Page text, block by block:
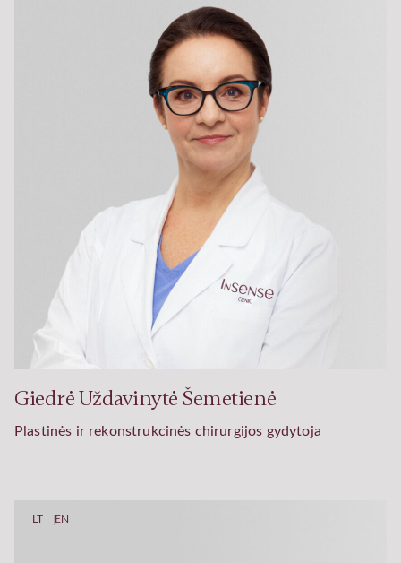
Giedrė Uždavinytė Šemetienė
Plastinės ir rekonstrukcinės chirurgijos gydytoja
LT EN